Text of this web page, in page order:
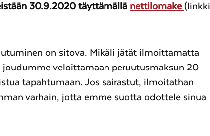
30.9.2020 täyttämällä nettilomake (linkki
on sitova. Mikäli jätät ilmoittamatta
veloittamaan peruutusmaksun 20
tapahtumaan. Jos sairastut, ilmoitathan
varhain, jotta emme suotta odottele sinua